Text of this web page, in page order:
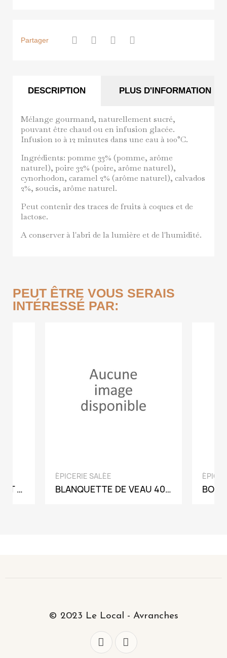
Partager
DESCRIPTION PLUS D'INFORMATION
Mélange gourmand, naturellement sucré,
pouvant être chaud ou en infusion glacée.
Infusion 10 à 12 minutes dans une eau à 100°C.
Ingrédients: pomme 33% (pomme, arôme
naturel), poire 32% (poire, arôme naturel),
cynorhodon, caramel 2% (arôme naturel), calvados
2%, soucis, arôme naturel.
Peut contenir des traces de fruits à coques et de
lactose.
A conserver à l'abri de la lumière et de l'humidité.
PEUT ÊTRE VOUS SERAIS
INTÉRESSÉ PAR:
CORNICHONS AU PIMENT BIO 120G
APERÇU RAPIDE
ÉPICERIE SALÉE
BLANQUETTE DE VEAU 400G
© 2023 Le Local - Avranches